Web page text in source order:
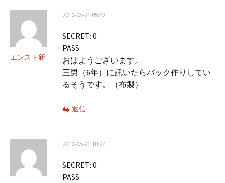
ンエンスト新
2010-05-21 05:42
SECRET: 0
PASS:
おはようございます。
三男（6年）に訊いたらバック作りしてい
るそうです。（布製）
返信
2010-05-21 10:24
SECRET: 0
PASS: